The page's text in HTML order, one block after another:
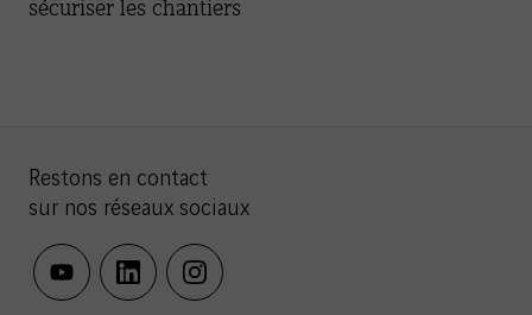
sécuriser les chantiers
Restons en contact
sur nos réseaux sociaux
youtubelinkedininstagram